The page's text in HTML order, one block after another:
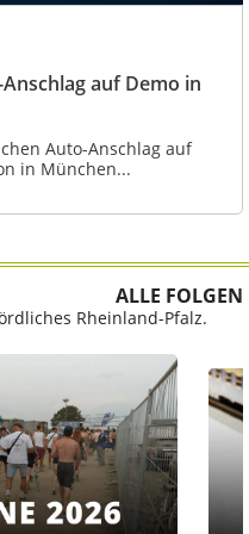
auf Demo in
Auto-Anschlag auf
in München...
ALLE FOLGEN
Rheinland-Pfalz.